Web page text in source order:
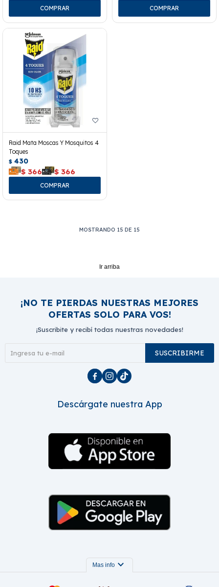
Raid Mata Moscas Y Mosquitos 4
Toques
$ 430
$ 366 $ 366
MOSTRANDO 15 DE 15
Ir arriba
¡NO TE PIERDAS NUESTRAS MEJORES
OFERTAS SOLO PARA VOS!
¡Suscribite y recibí todas nuestras novedades!
SUSCRIBIRME
  
Descárgate nuestra App
Mas info expand_more